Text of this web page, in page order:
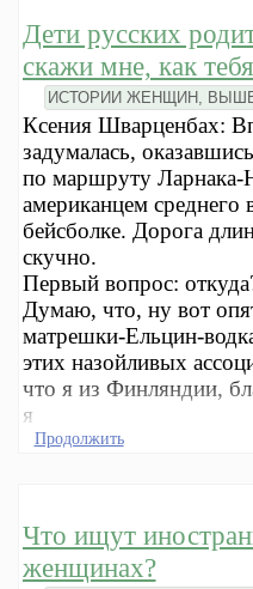
Дети русских
скажи мне, как
ИСТОРИИ ЖЕНЩИН,
Ксения Шварценбах:
задумалась,
по маршруту Ларнака-
американцем среднего
бейсболке. Дорога
скучно.
Первый вопрос:
Думаю, что, ну вот
матрешки-Ельцин-
этих назойливых
что я из Финляндии,
я
Продолжить
Что ищут
женщинах?